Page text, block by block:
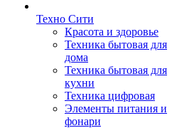
Техно Сити
Красота и здоровье
Техника бытовая для
дома
Техника бытовая для
кухни
Техника цифровая
Элементы питания и
фонари